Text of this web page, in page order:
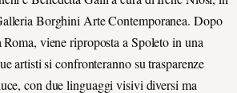
Borghini Arte Contemporanea. Dopo
Roma, viene riproposta a Spoleto in una
artisti si confronteranno su trasparenze
con due linguaggi visivi diversi ma